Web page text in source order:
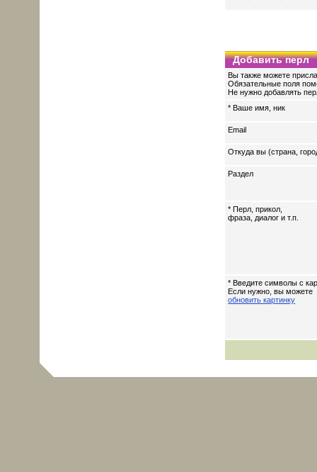
Добавить перл
Вы также можете
Обязательные поля
Не нужно добавлять
* Ваше имя, ник
Email
Откуда вы (страна,
Раздел
* Перл, прикол,
фраза, диалог и т.п.
* Введите символы с
Если нужно, вы можете
обновить картинку